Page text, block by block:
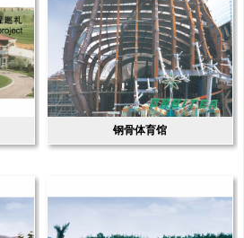
钢骨体育馆